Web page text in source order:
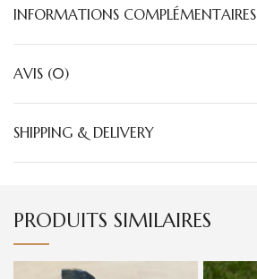
INFORMATIONS COMPLÉMENTAIRES
AVIS (0)
SHIPPING & DELIVERY
PRODUITS SIMILAIRES